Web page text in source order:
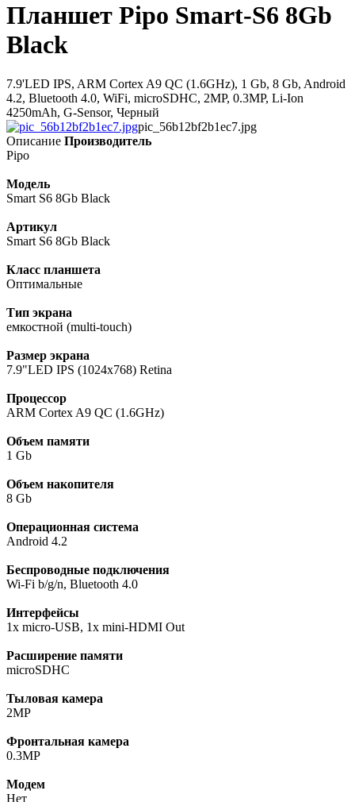
Планшет Pipo Smart-S6 8Gb
Black
7.9'LED IPS, ARM Cortex A9 QC (1.6GHz), 1 Gb, 8 Gb, Android
4.2, Bluetooth 4.0, WiFi, microSDHC, 2MP, 0.3MP, Li-Ion
4250mAh, G-Sensor, Черный
pic_56b12bf2b1ec7.jpg
Описание Производитель
Pipo
Модель
Smart S6 8Gb Black
Артикул
Smart S6 8Gb Black
Класс планшета
Оптимальные
Тип экрана
емкостной (multi-touch)
Размер экрана
7.9"LED IPS (1024х768) Retina
Процессор
ARM Cortex A9 QC (1.6GHz)
Объем памяти
1 Gb
Объем накопителя
8 Gb
Операционная система
Android 4.2
Беспроводные подключения
Wi-Fi b/g/n, Bluetooth 4.0
Интерфейсы
1x micro-USB, 1x mini-HDMI Out
Расширение памяти
microSDHC
Тыловая камера
2MP
Фронтальная камера
0.3MP
Модем
Нет